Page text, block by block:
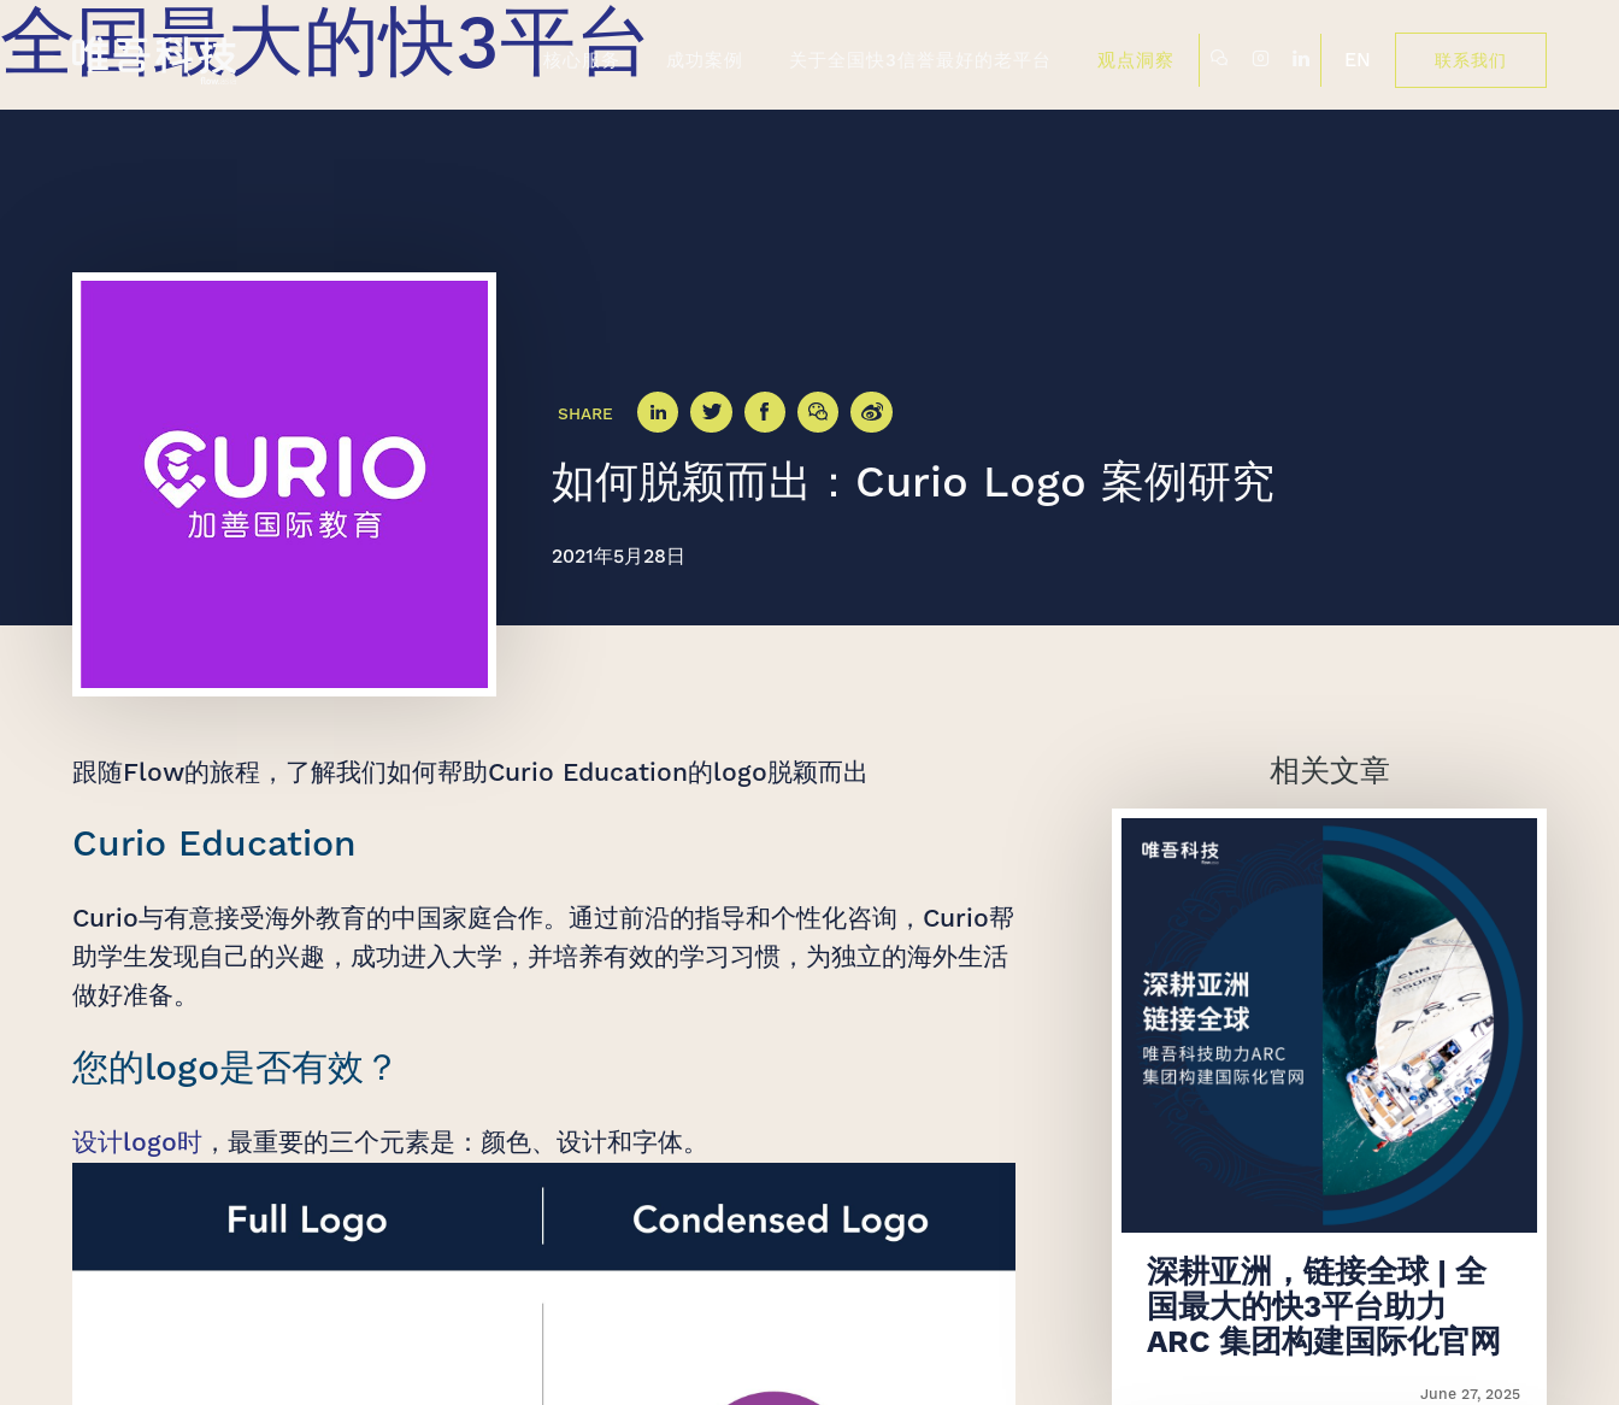
全国最大的快3平台
核心服务
联系我们
始于 2007 年
联系我们
联系我们
观点洞察 EN 联系我们
SHARE
如何脱颖而出：Curio Logo 案例研究
2021年5月28日
跟随Flow的旅程，了解我们如何帮助Curio Education的logo脱颖而出
Curio Education
Curio与有意接受海外教育的中国家庭合作。通过前沿的指导和个性化咨询，Curio帮
助学生发现自己的兴趣，成功进入大学，并培养有效的学习习惯，为独立的海外生活
做好准备。
您的logo是否有效？
设计logo时 ，最重要的三个元素是：颜色、设计和字体。
相关文章
深耕亚洲，链接全球 | 全
国最大的快3平台助力
ARC 集团构建国际化官网
June 27, 2025